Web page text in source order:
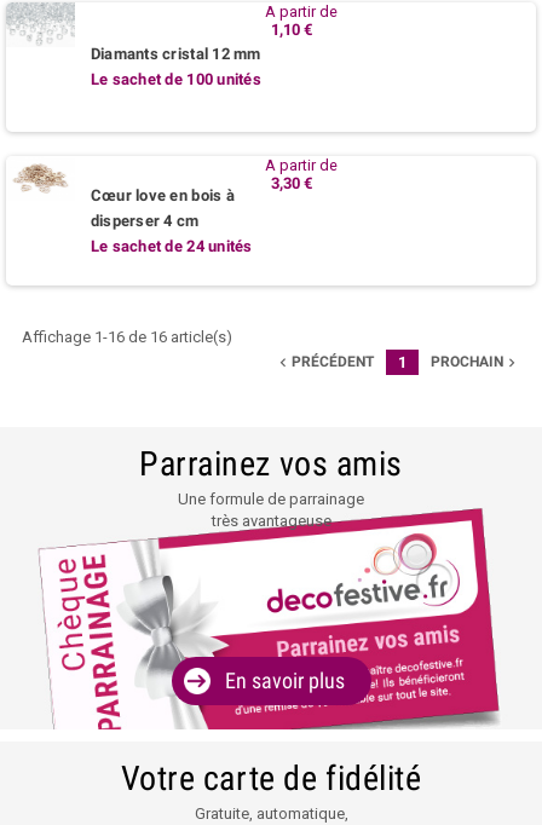
Diamants cristal 12 mm
Le sachet de 100 unités
A partir de
1,10 €
Cœur love en bois à
disperser 4 cm
Le sachet de 24 unités
A partir de
3,30 €
Affichage 1-16 de 16 article(s)
 PRÉCÉDENT 1 PROCHAIN 
Parrainez vos amis
Une formule de parrainage
très avantageuse
En savoir plus
Votre carte de fidélité
Gratuite, automatique,